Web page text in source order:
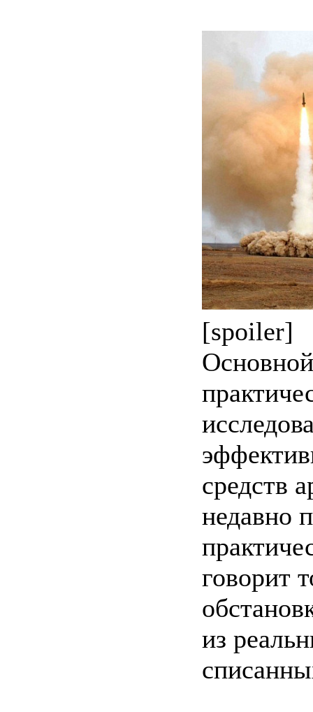
[spoiler]
средств
недавно
говорит
из